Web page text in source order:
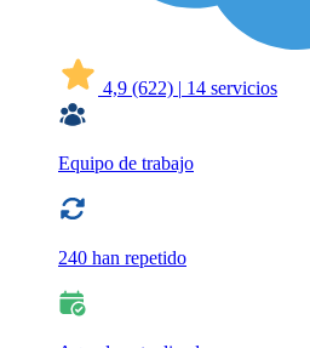
4,9 (622) | 14 servicios
Equipo de trabajo
240 han repetido